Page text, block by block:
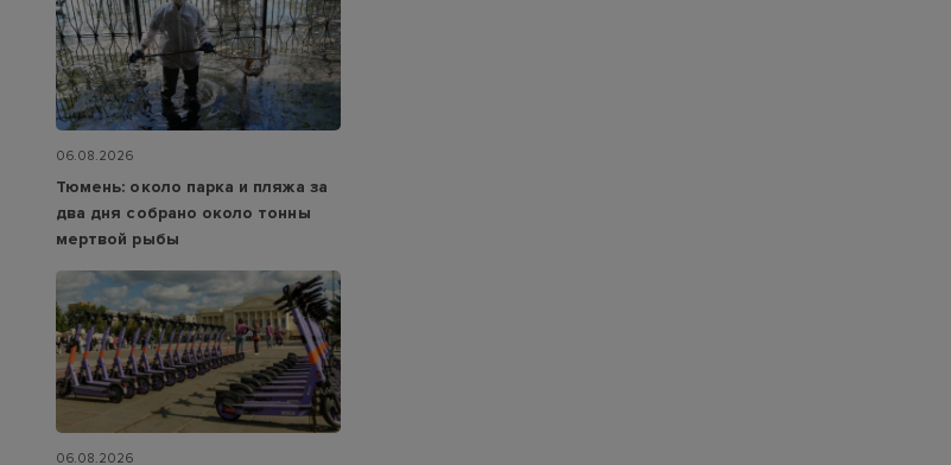
06.08.2026
Тюмень: около парка и пляжа за
два дня собрано около тонны
мертвой рыбы
06.08.2026